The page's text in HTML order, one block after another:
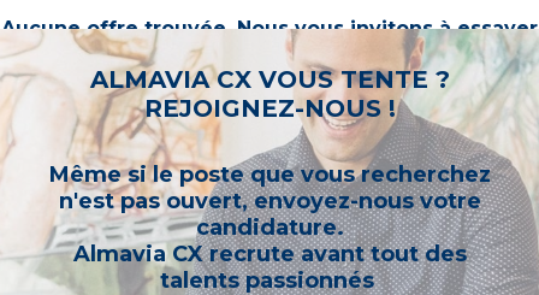
Aucune offre trouvée. Nous vous invitons à essayer
d’autres mots-clés ou à sélectionner un « métier ».
ALMAVIA CX VOUS TENTE ?
REJOIGNEZ-NOUS !
Même si le poste que vous recherchez
n'est pas ouvert, envoyez-nous votre
candidature.
Almavia CX recrute avant tout des
talents passionnés